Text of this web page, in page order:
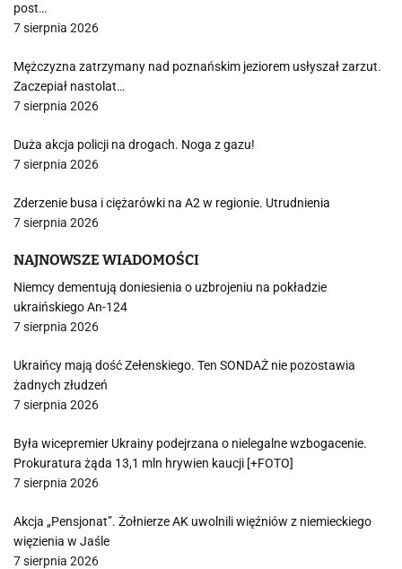
post…
7 sierpnia 2026
Mężczyzna zatrzymany nad poznańskim jeziorem usłyszał zarzut.
Zaczepiał nastolat…
7 sierpnia 2026
Duża akcja policji na drogach. Noga z gazu!
7 sierpnia 2026
Zderzenie busa i ciężarówki na A2 w regionie. Utrudnienia
7 sierpnia 2026
NAJNOWSZE WIADOMOŚCI
Niemcy dementują doniesienia o uzbrojeniu na pokładzie
ukraińskiego An-124
7 sierpnia 2026
Ukraińcy mają dość Zełenskiego. Ten SONDAŻ nie pozostawia
żadnych złudzeń
7 sierpnia 2026
Była wicepremier Ukrainy podejrzana o nielegalne wzbogacenie.
Prokuratura żąda 13,1 mln hrywien kaucji [+FOTO]
7 sierpnia 2026
Akcja „Pensjonat”. Żołnierze AK uwolnili więźniów z niemieckiego
więzienia w Jaśle
7 sierpnia 2026